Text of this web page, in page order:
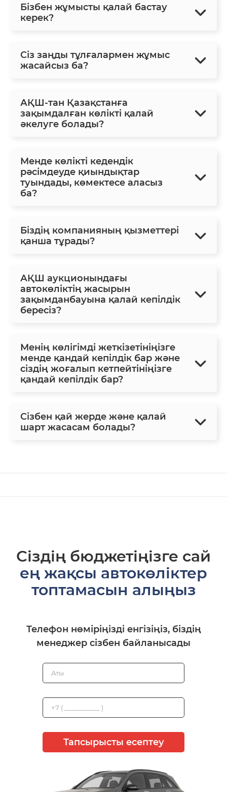
Бізбен жұмысты қалай бастау
керек?
Сіз заңды тұлғалармен жұмыс
жасайсыз ба?
АҚШ-тан Қазақстанға
зақымдалған көлікті қалай
әкелуге болады?
Менде көлікті кедендік
рәсімдеуде қиындықтар
туындады, көмектесе аласыз
ба?
Біздің компанияның қызметтері
қанша тұрады?
АҚШ аукционындағы
автокөліктің жасырын
зақымданбауына қалай кепілдік
бересіз?
Менің көлігімді жеткізетініңізге
менде қандай кепілдік бар және
сіздің жоғалып кетпейтініңізге
қандай кепілдік бар?
Сізбен қай жерде және қалай
шарт жасасам болады?
Сіздің бюджетіңізге сай
ең жақсы автокөліктер
топтамасын алыңыз
Телефон нөміріңізді енгізіңіз, біздің
менеджер сізбен байланысады
Тапсырысты есептеу